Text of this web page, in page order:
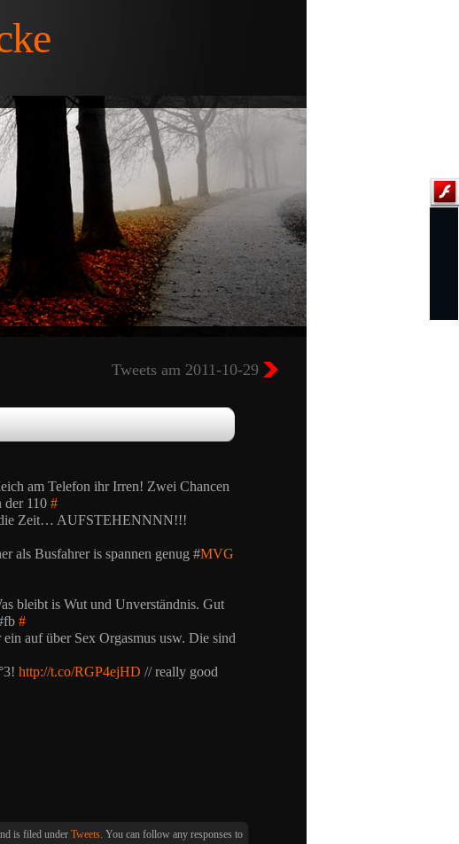
Tweets am 2011-10-29
am Telefon ihr Irren! Zwei Chancen
der 110 #
Zeit… AUFSTEHENNNN!!!
als Busfahrer is spannen genug #MVG
bleibt is Wut und Unverständnis. Gut
#
auf über Sex Orgasmus usw. Die sind
http://t.co/RGP4ejHD // really good
is filed under Tweets. You can follow any responses to